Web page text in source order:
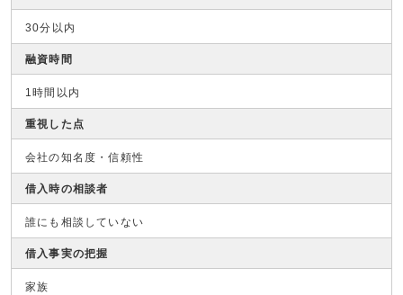
30分以内
融資時間
1時間以内
重視した点
会社の知名度・信頼性
借入時の相談者
誰にも相談していない
借入事実の把握
家族